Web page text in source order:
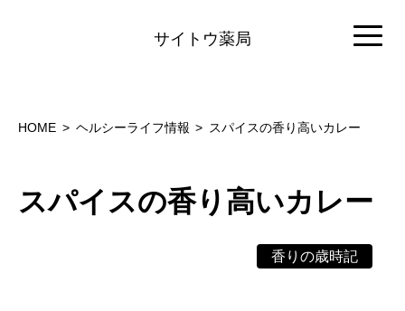
サイトウ薬局
HOME ヘルシーライフ情報 スパイスの香り高いカレー
スパイスの香り高いカレー
香りの歳時記